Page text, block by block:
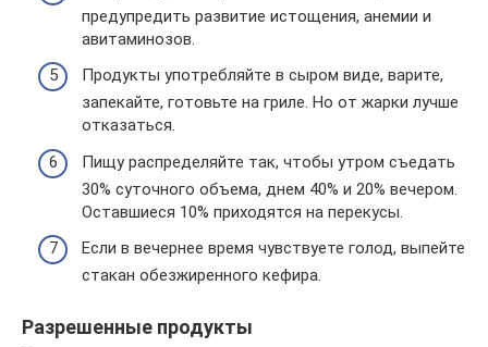
предупредить развитие истощения, анемии и
авитаминозов.
Продукты употребляйте в сыром виде, варите,
запекайте, готовьте на гриле. Но от жарки лучше
отказаться.
Пищу распределяйте так, чтобы утром съедать
30% суточного объема, днем 40% и 20% вечером.
Оставшиеся 10% приходятся на перекусы.
Если в вечернее время чувствуете голод, выпейте
стакан обезжиренного кефира.
Разрешенные продукты